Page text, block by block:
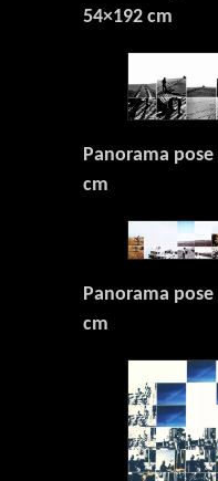
54×192 cm
Panorama pose
cm
Panorama pose
cm